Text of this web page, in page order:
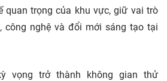
quan trọng của khu vực, giữ vai trò
công nghệ và đổi mới sáng tạo tại
vọng trở thành không gian thử